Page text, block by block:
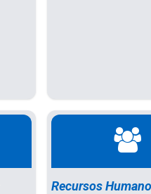
Recursos